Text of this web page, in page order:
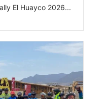
El Huayco 2026...